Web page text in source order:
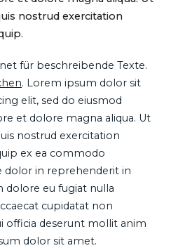
nostrud exercitation
für beschreibende Texte.
. Lorem ipsum dolor sit
elit, sed do eiusmod
et dolore magna aliqua. Ut
nostrud exercitation
ex ea commodo
dolor in reprehenderit in
dolore eu fugiat nulla
cupidatat non
officia deserunt mollit anim
dolor sit amet.